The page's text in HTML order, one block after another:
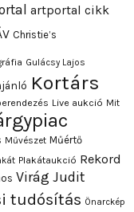
artportal cikk
Christie’s
Gulácsy Lajos
Kortárs
Live aukció Mit
Művészet Műértő
Plakátaukció Rekord
Virág Judit
tudósítás Önarckép